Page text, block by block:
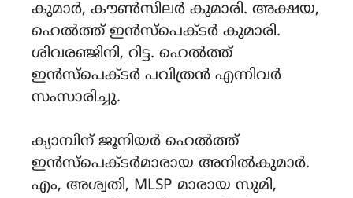
കുമാർ, കൗൺസിലർ കുമാരി. അക്ഷയ,
ഹെൽത്ത് ഇൻസ്‌പെക്ടർ കുമാരി.
ശിവരഞ്ജിനി, റിട്ട. ഹെൽത്ത്
ഇൻസ്‌പെക്ടർ പവിത്രൻ എന്നിവർ
സംസാരിച്ചു.
ക്യാമ്പിന് ജൂനിയർ ഹെൽത്ത്‌
ഇൻസ്‌പെക്ടർമാരായ അനിൽകുമാർ.
എം, അശ്വതി, MLSP മാരായ സുമി,